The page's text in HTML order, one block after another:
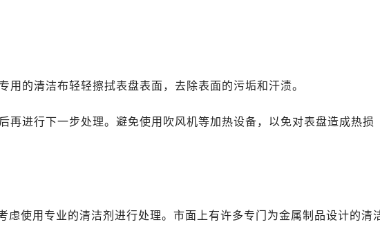
用的清洁布轻轻擦拭表盘表面，去除表面的污垢和汗渍。
再进行下一步处理。避免使用吹风机等加热设备，以免对表盘造成热损
虑使用专业的清洁剂进行处理。市面上有许多专门为金属制品设计的清